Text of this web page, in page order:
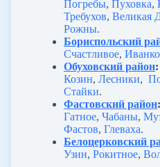
Погребы, Пуховка,
Требухов, Великая
Рожны.
Бориспольский
Счастливое,
Обуховский район:
Козин, Лесники,
Стайки.
Фастовский район:
Гатное, Чабаны,
Фастов, Глеваха.
Белоцерковский
Узин, Рокитное,